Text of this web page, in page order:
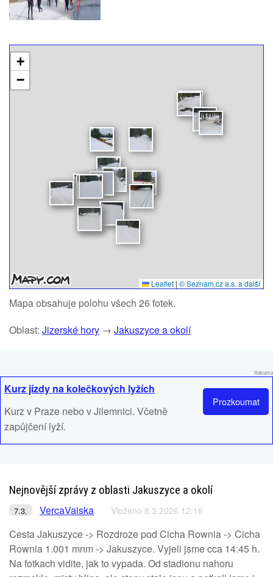
+
−
Leaflet | © Seznam.cz a.s. a další
Mapa obsahuje polohu všech 26 fotek.
Oblast: Jizerské hory → Jakuszyce a okolí
Reklama
Prozkoumat
Kurz jízdy na kolečkových lyžích
Kurz v Praze nebo v Jilemnici. Včetně
zapůjčení lyží.
Nejnovější zprávy z oblasti Jakuszyce a okolí
7.3. VercaVaiska Vloženo 8.3.2026 12:16
Cesta Jakuszyce -> Rozdroze pod Cicha Rownia -> Cicha
Rownia 1.001 mnm -> Jakuszyce. Vyjeli jsme cca 14:45 h.
Na fotkach vidite, jak to vypada. Od stadionu nahoru